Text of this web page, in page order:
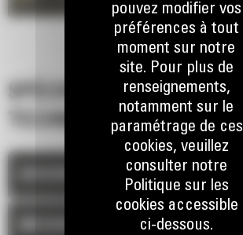
SPÉCIFICATIONS
TECHNIQUES
pouvez modifier vos
préférences à tout
moment sur notre
site. Pour plus de
renseignements,
notamment sur le
paramétrage de ces
cookies, veuillez
consulter notre
Politique sur les
cookies accessible
ci-dessous.